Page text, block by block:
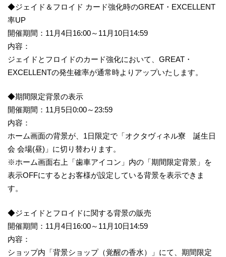
◆ジェイド＆フロイド カード強化時のGREAT・EXCELLENT
率UP
開催期間：11月4日16:00～11月10日14:59
内容：
ジェイドとフロイドのカード強化において、GREAT・
EXCELLENTの発生確率が通常時よりアップいたします。
◆期間限定背景の表示
開催期間：11月5日0:00～23:59
内容：
ホーム画面の背景が、1日限定で「オクタヴィネル寮 誕生日
会 会場(昼)」に切り替わります。
※ホーム画面右上「歯車アイコン」内の「期間限定背景」を
表示OFFにするとお客様が設定している背景を表示できま
す。
◆ジェイドとフロイドに関する背景の販売
開催期間：11月4日16:00～11月10日14:59
内容：
ショップ内「背景ショップ（覚醒の香水）」にて、期間限定